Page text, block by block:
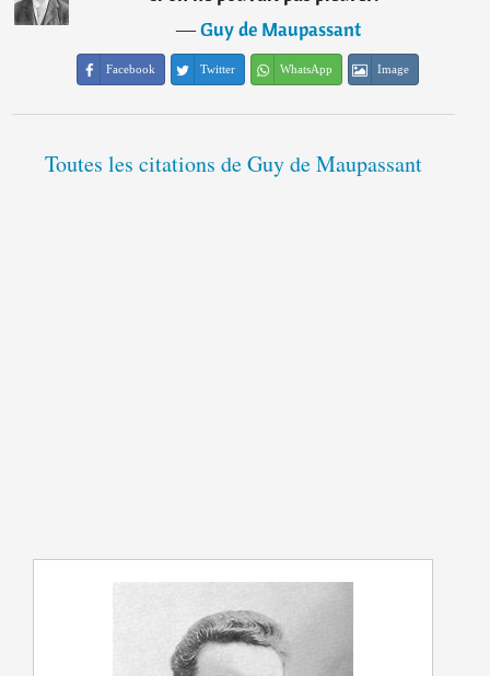
―Guy de Maupassant
Facebook Twitter WhatsApp Image
Toutes les citations de Guy de Maupassant